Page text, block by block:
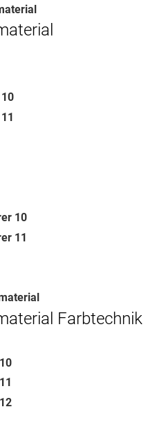
10
11
Farbtechnik